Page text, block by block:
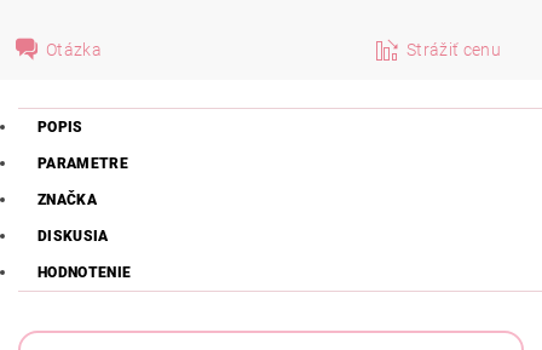
Otázka Strážiť cenu
POPIS
PARAMETRE
ZNAČKA
DISKUSIA
HODNOTENIE